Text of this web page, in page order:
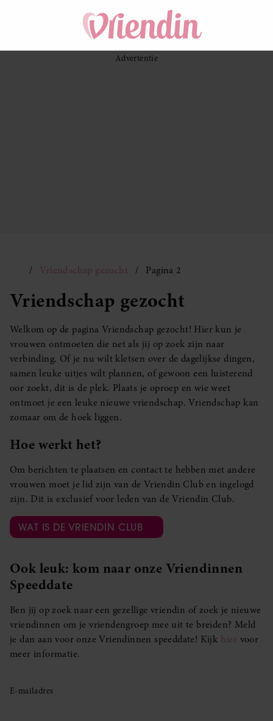
Vriendschap gezocht Pagina 2
Vriendschap gezocht
Welkom op de pagina Vriendschap gezocht! Hier kun je
vrouwen ontmoeten die net als jij op zoek zijn naar
verbinding. Of je nu wilt kletsen over de dagelijkse dingen,
samen leuke uitjes wilt plannen, of gewoon een luisterend
oor zoekt, dit is de plek. Plaats je oproep en wie weet
ontmoet je een leuke nieuwe vriendschap. Vriendschap kan
zomaar om de hoek liggen.
Hoe werkt het?
Om berichten te plaatsen en contact te hebben met andere
vrouwen moet je lid zijn van de Vriendin Club en ingelogd
zijn. Dit is exclusief voor leden van de Vriendin Club.
WAT IS DE VRIENDIN CLUB
Ook leuk: kom naar onze Vriendinnen
Speeddate
Ben jij op zoek naar een gezellige vriendin of zoek je nieuwe
vriendinnen om je vriendengroep mee uit te breiden? Meld
je dan aan voor onze Vriendinnen speeddate! Kijk hier voor
meer informatie.
E-mailadres